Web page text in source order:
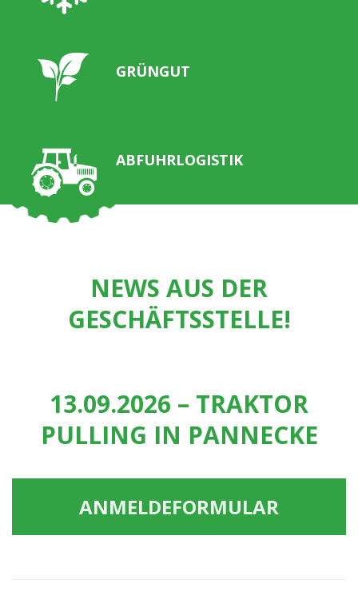
GRÜNGUT
ABFUHRLOGISTIK
NEWS AUS DER
GESCHÄFTSSTELLE!
13.09.2026 – TRAKTOR
PULLING IN PANNECKE
ANMELDEFORMULAR